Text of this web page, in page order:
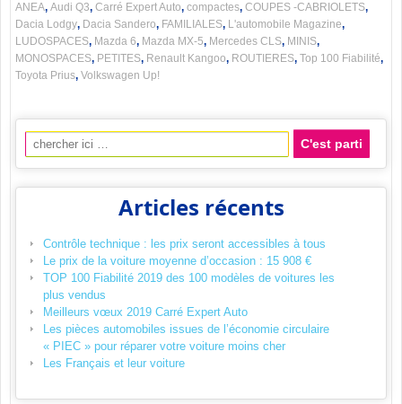
ANEA, Audi Q3, Carré Expert Auto, compactes, COUPES -CABRIOLETS,
Dacia Lodgy, Dacia Sandero, FAMILIALES, L'automobile Magazine,
LUDOSPACES, Mazda 6, Mazda MX-5, Mercedes CLS, MINIS,
MONOSPACES, PETITES, Renault Kangoo, ROUTIERES, Top 100 Fiabilité,
Toyota Prius, Volkswagen Up!
Recherche pour:
Articles récents
Contrôle technique : les prix seront accessibles à tous
Le prix de la voiture moyenne d’occasion : 15 908 €
TOP 100 Fiabilité 2019 des 100 modèles de voitures les
plus vendus
Meilleurs vœux 2019 Carré Expert Auto
Les pièces automobiles issues de l’économie circulaire
« PIEC » pour réparer votre voiture moins cher
Les Français et leur voiture